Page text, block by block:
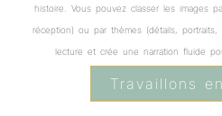
histoire. Vous pouvez classer les images
réception) ou par thèmes (détails, portraits,
lecture et crée une narration fluide
Travaillons